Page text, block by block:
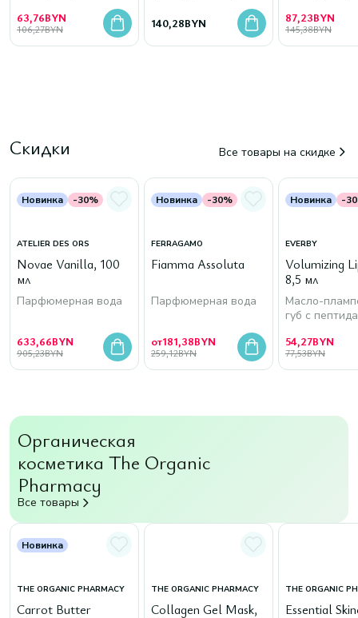
63,76BYN
106,27BYN 140,28BYN 87,23BYN
145,38BYN
Скидки Все товары на скидке
Новинка -30%
ATELIER DES ORS
Novae Vanilla, 100
мл
Парфюмерная вода
633,66BYN
905,23BYN
Новинка -30%
FERRAGAMO
Fiamma Assoluta
Парфюмерная вода
от181,38BYN
259,12BYN
Новинка -
EVERBY
Volumizing
8,5 мл
Масло-
губ с
54,27BYN
77,53BYN
Органическая
косметика The Organic
Pharmacy
Все товары
Новинка
THE ORGANIC PHARMACY
Carrot Butter
THE ORGANIC PHARMACY
Collagen Gel Mask,
THE ORGANIC
Essential